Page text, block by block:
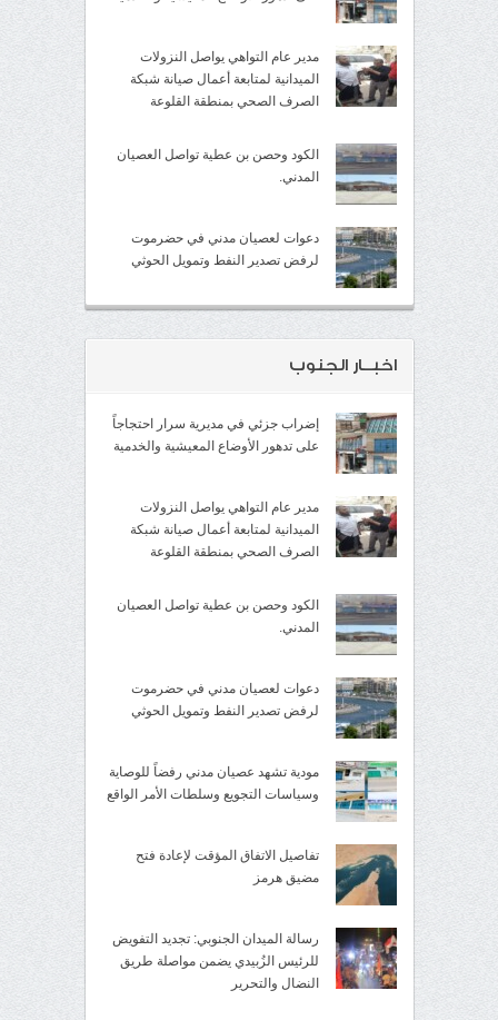
مدير عام التواهي يواصل النزولات
الميدانية لمتابعة أعمال صيانة شبكة
الصرف الصحي بمنطقة القلوعة
الكود وحصن بن عطية تواصل العصيان
المدني.
دعوات لعصيان مدني في حضرموت
لرفض تصدير النفط وتمويل الحوثي
اخبــار الجنوب
إضراب جزئي في مديرية سرار احتجاجاً
على تدهور الأوضاع المعيشية والخدمية
مدير عام التواهي يواصل النزولات
الميدانية لمتابعة أعمال صيانة شبكة
الصرف الصحي بمنطقة القلوعة
الكود وحصن بن عطية تواصل العصيان
المدني.
دعوات لعصيان مدني في حضرموت
لرفض تصدير النفط وتمويل الحوثي
مودية تشهد عصيان مدني رفضاً للوصاية
وسياسات التجويع وسلطات الأمر الواقع
تفاصيل الاتفاق المؤقت لإعادة فتح
مضيق هرمز
رسالة الميدان الجنوبي: تجديد التفويض
للرئيس الزُبيدي يضمن مواصلة طريق
النضال والتحرير